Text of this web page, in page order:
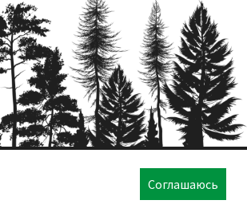
Соглашаюсь